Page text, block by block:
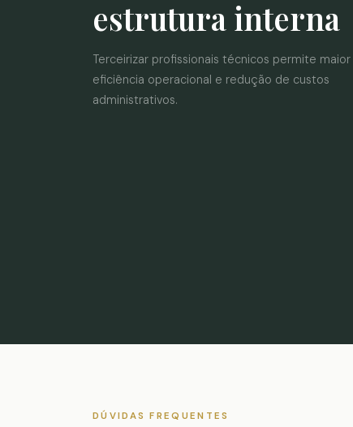
estrutura interna
Terceirizar profissionais técnicos permite maior
eficiência operacional e redução de custos
administrativos.
DÚVIDAS FREQUENTES